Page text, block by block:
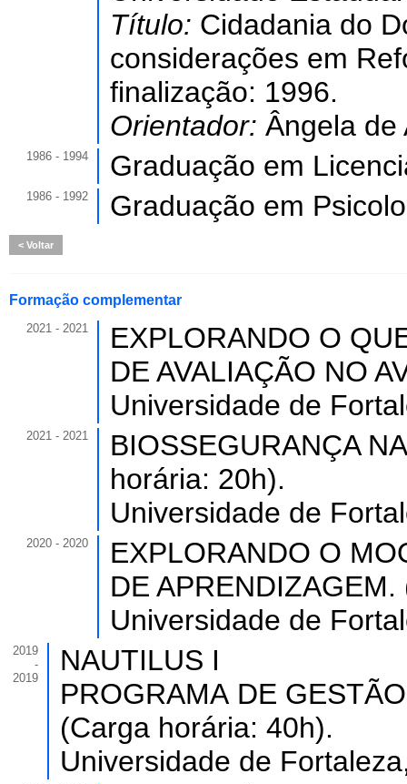
Título: Cidadania do
considerações em
finalização: 1996.
Orientador: Ângela de
1986 - 1994 Graduação em
1986 - 1992 Graduação em
Voltar
Formação complementar
2021 - 2021
EXPLORANDO O
DE AVALIAÇÃO NO
Universidade de
2021 - 2021
BIOSSEGURANÇA
horária: 20h).
Universidade de
2020 - 2020
EXPLORANDO O
DE
Universidade de
2019
-
2019
NAUTILUS I
PROGRAMA DE
(Carga horária: 40h).
Universidade de